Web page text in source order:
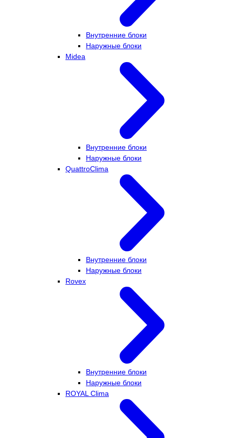
Внутренние блоки
Наружные блоки
Midea
Внутренние блоки
Наружные блоки
QuattroClima
Внутренние блоки
Наружные блоки
Rovex
Внутренние блоки
Наружные блоки
ROYAL Clima